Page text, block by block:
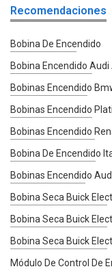
Recomendaciones
Bobina De Encendido
Bobina Encendido Audi
Bobinas Encendido
Bobinas Encendido
Bobinas Encendido
Bobina De Encendido
Bobinas Encendido
Bobina Seca Buick
Bobina Seca Buick
Bobina Seca Buick
Módulo De Control De